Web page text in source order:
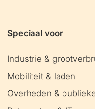
Speciaal voor
Industrie &
Mobiliteit & laden
Overheden &